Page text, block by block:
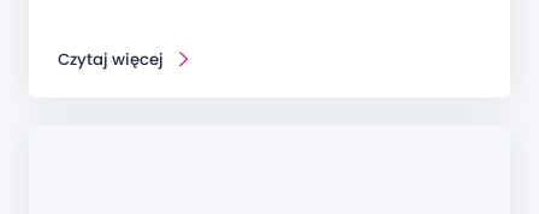
Czytaj więcej